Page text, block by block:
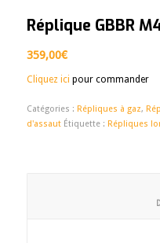
Réplique GBBR
359,00€
Cliquez ici pour commander
Catégories : Répliques à gaz,
d'assaut Étiquette : Répliques